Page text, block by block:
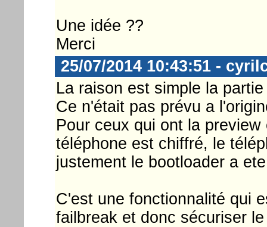
Une idée ??
Merci
25/07/2014 10:43:51 -
La raison est simple la
Ce n'était pas prévu a
Pour ceux qui ont la
téléphone est chiffré, le
justement le bootloader a
C'est une fonctionnalité qui
failbreak et donc sécuriser